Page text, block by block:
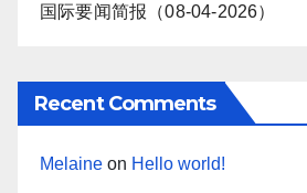
国际要闻简报（08-04-2026）
Recent Comments
Melaine on Hello world!